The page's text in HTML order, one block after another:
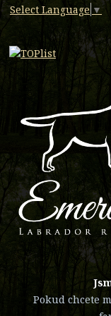
Select Language ▼
Pokud chcete